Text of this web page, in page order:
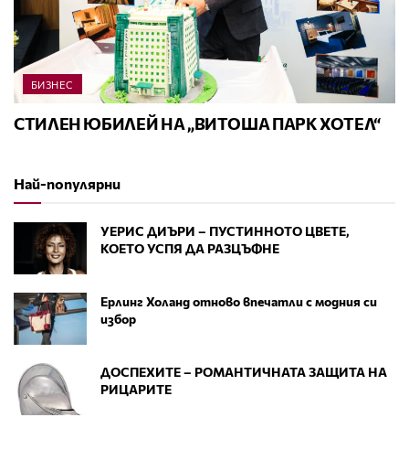
БИЗНЕС
СТИЛЕН ЮБИЛЕЙ НА „ВИТОША ПАРК ХОТЕЛ“
Най-популярни
УЕРИС ДИЪРИ – ПУСТИННОТО ЦВЕТЕ,
КОЕТО УСПЯ ДА РАЗЦЪФНЕ
Ерлинг Холанд отново впечатли с модния си
избор
ДОСПЕХИТЕ – РОМАНТИЧНАТА ЗАЩИТА НА
РИЦАРИТЕ